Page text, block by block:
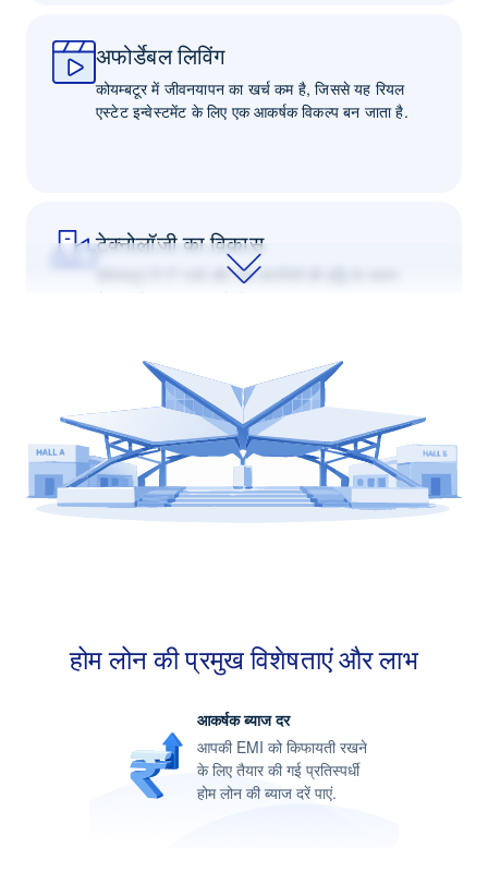
अफोर्डेबल लिविंग
कोयम्बटूर में जीवनयापन का खर्च कम है, जिससे यह रियल
एस्टेट इन्वेस्टमेंट के लिए एक आकर्षक विकल्प बन जाता है.
टेक्नोलॉजी का विकास
कोयम्बटूर में IT पार्क और टेक कंपनियों की वृद्धि के कारण
रोज़गार के अवसर बढ़ रहे हैं
स्मार्ट सिटी पहल
स्मार्ट सिटीज़ मिशन में शामिल होने से शहरी नियोजन, बुनियादी
सुविधाएं और जीवन की गुणवत्ता बेहतर हो रही हैं.
होम लोन की प्रमुख विशेषताएं और लाभ
आकर्षक ब्याज दर
आपकी EMI को किफायती रखने
के लिए तैयार की गई प्रतिस्पर्धी
होम लोन की ब्याज दरें पाएं.